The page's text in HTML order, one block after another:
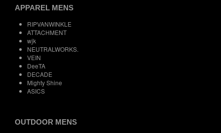
APPAREL MENS
RIPVANWINKLE
ATTACHMENT
wjk
NEUTRALWORKS.
VEIN
DeeTA
DECADE
Mighty Shine
ASICS
OUTDOOR MENS